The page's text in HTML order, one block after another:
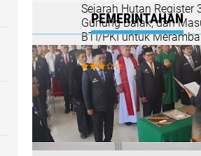
Sejarah Hutan Register
Gunung Balak, dan
BTI/PKI untuk
(Bagian I)
PEMERINTAHAN